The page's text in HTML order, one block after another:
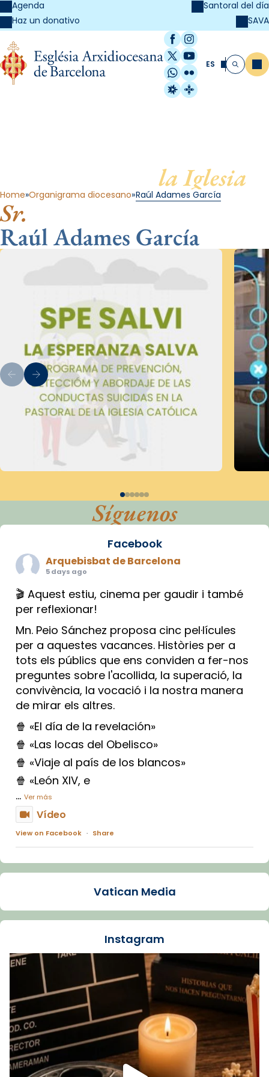
Agenda
Haz un donativo
Santoral del día
SAVA
Facebook
Instagram
X / Twitter
YouTube
WhatsApp
Flickr
Radio Estel
Catalunya
ES Buscar
la Iglesia
Home Organigrama diocesano Raúl Adames García
Sr.
Raúl Adames García
Síguenos
Facebook
Arquebisbat de Barcelona
5 days ago
🎬 Aquest estiu, cinema per gaudir i també
per reflexionar!
Mn. Peio Sánchez proposa cinc pel·lícules
per a aquestes vacances. Històries per a
tots els públics que ens conviden a fer-nos
preguntes sobre l'acollida, la superació, la
convivència, la vocació i la nostra manera
de mirar els altres.
🍿 «El día de la revelación»
🍿 «Las locas del Obelisco»
🍿 «Viaje al país de los blancos»
🍿 «León XIV, e
... Ver más
Vídeo
View on Facebook · Share
Arquebisbat de Barcelona
La Carmina va patir depressió. Fa gairebé
dos mesos, a l'Estadi Lluís Companys, la
Recupera l'entrevista comp
Vatican
tican News 👇
www.vaticannews.va/es/iglesia/news/2026-
07/carmina-historia-depresion-papa-viaje-
espana-testimoni...
Foto
View on Facebook · Share
Vatican Media
Instagram